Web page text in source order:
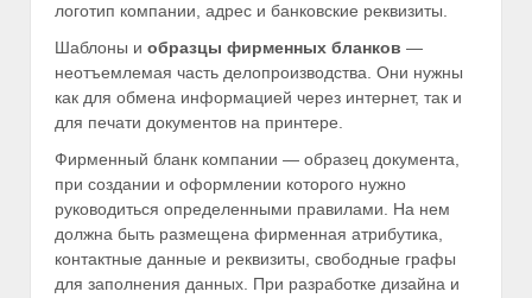
логотип компании, адрес и банковские реквизиты.
Шаблоны и образцы фирменных бланков —
неотъемлемая часть делопроизводства. Они нужны
как для обмена информацией через интернет, так и
для печати документов на принтере.
Фирменный бланк компании — образец документа,
при создании и оформлении которого нужно
руководиться определенными правилами. На нем
должна быть размещена фирменная атрибутика,
контактные данные и реквизиты, свободные графы
для заполнения данных. При разработке дизайна и